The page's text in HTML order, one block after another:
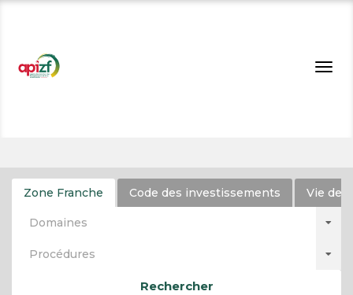
Zone Franche Code des investissements Vie de
Domaines
Procédures
Rechercher